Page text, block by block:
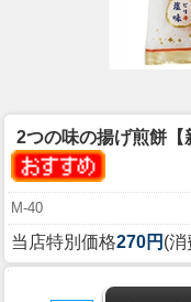
2つの味の揚げ煎餅
M-40
当店特別価格270円 (消